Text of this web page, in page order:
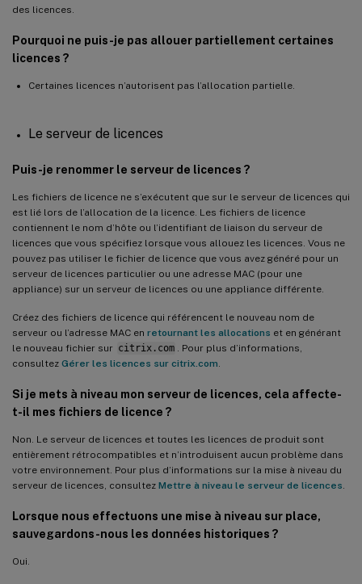
des licences.
Pourquoi ne puis-je pas allouer partiellement certaines
licences ?
Certaines licences n’autorisent pas l’allocation partielle.
Le serveur de licences
Puis-je renommer le serveur de licences ?
Les fichiers de licence ne s’exécutent que sur le serveur de licences qui
est lié lors de l’allocation de la licence. Les fichiers de licence
contiennent le nom d’hôte ou l’identifiant de liaison du serveur de
licences que vous spécifiez lorsque vous allouez les licences. Vous ne
pouvez pas utiliser le fichier de licence que vous avez généré pour un
serveur de licences particulier ou une adresse MAC (pour une
appliance) sur un serveur de licences ou une appliance différente.
Créez des fichiers de licence qui référencent le nouveau nom de
serveur ou l’adresse MAC en retournant les allocations et en générant
le nouveau fichier sur citrix.com
. Pour plus d’informations,
consultez Gérer les licences sur citrix.com
Si je mets à niveau mon serveur de licences, cela affecte-
t-il mes fichiers de licence ?
Non. Le serveur de licences et toutes les licences de produit sont
entièrement rétrocompatibles et n’introduisent aucun problème dans
votre environnement. Pour plus d’informations sur la mise à niveau du
serveur de licences, consultez Mettre à niveau le serveur de licences
Lorsque nous effectuons une mise à niveau sur place,
sauvegardons-nous les données historiques ?
Oui.